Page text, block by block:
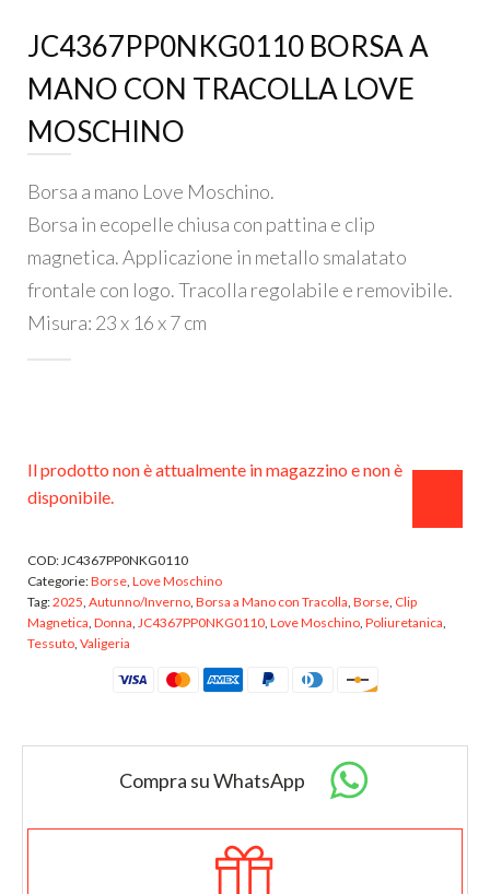
JC4367PP0NKG0110 BORSA A
MANO CON TRACOLLA LOVE
MOSCHINO
Borsa a mano Love Moschino.
Borsa in ecopelle chiusa con pattina e clip
magnetica. Applicazione in metallo smalatato
frontale con logo. Tracolla regolabile e removibile.
Misura: 23 x 16 x 7 cm
Il prodotto non è attualmente in magazzino e non è
disponibile.
COD:JC4367PP0NKG0110
Categorie:Borse, Love Moschino
Tag:2025, Autunno/Inverno, Borsa a Mano con Tracolla, Borse, Clip
Magnetica, Donna, JC4367PP0NKG0110, Love Moschino, Poliuretanica,
Tessuto, Valigeria
Compra su WhatsApp